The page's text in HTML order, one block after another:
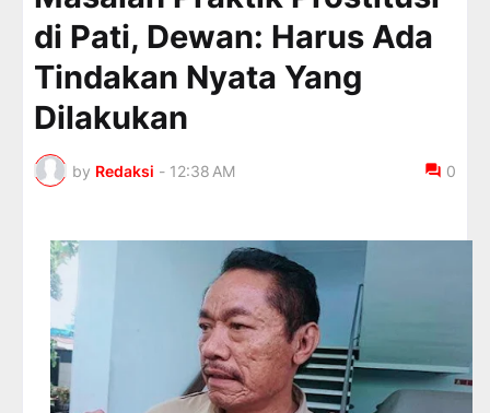
di Pati, Dewan: Harus Ada
Tindakan Nyata Yang
Dilakukan
by Redaksi - 12:38 AM 0